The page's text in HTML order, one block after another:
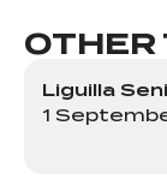
Liguilla
1